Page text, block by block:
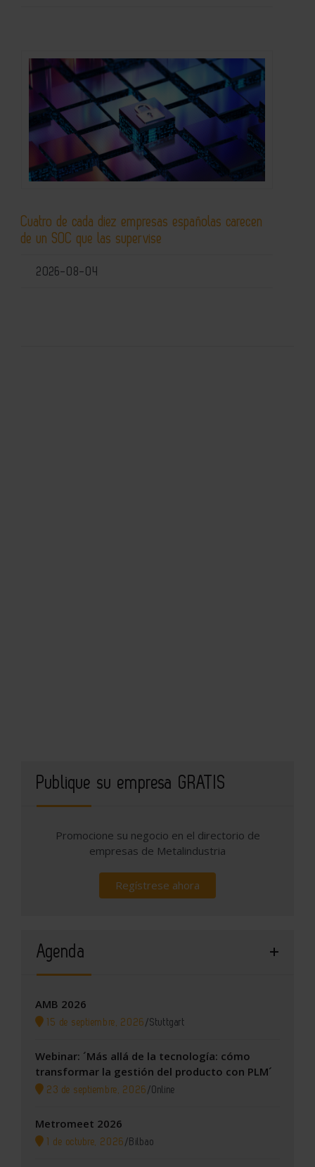
Cuatro de cada diez empresas españolas carecen
de un SOC que las supervise
2026-08-04
Publique su empresa GRATIS
Promocione su negocio en el directorio de
empresas de Metalindustria
Regístrese ahora
Agenda
AMB 2026
15 de septiembre, 2026 /Stuttgart
Webinar: ´Más allá de la tecnología: cómo
transformar la gestión del producto con PLM´
23 de septiembre, 2026 /Online
Metromeet 2026
1 de octubre, 2026 / Bilbao